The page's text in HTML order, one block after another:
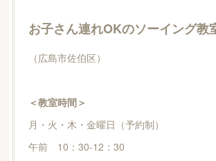
お子さん連れOKのソーイング教
（広島市佐伯区）
＜教室時間＞
月・火・木・金曜日（予約制）
午前 10：30-12：30